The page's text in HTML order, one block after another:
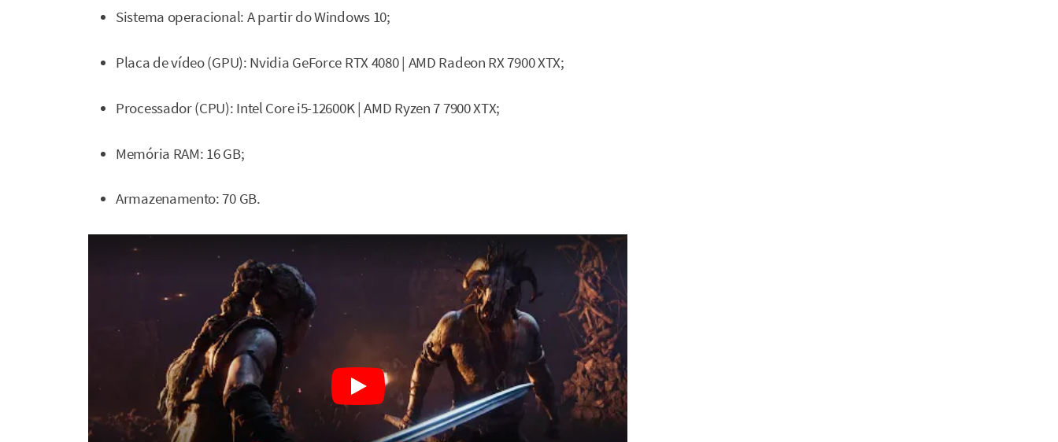
Sistema operacional: A partir do Windows 10;
Placa de vídeo (GPU): Nvidia GeForce RTX 4080 | AMD Radeon RX 7900 XTX;
Processador (CPU): Intel Core i5-12600K | AMD Ryzen 7 7900 XTX;
Memória RAM: 16 GB;
Armazenamento: 70 GB.